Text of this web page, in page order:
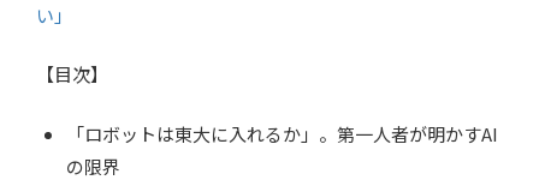
い」
【目次】
「ロボットは東大に入れるか」。第一人者が明かすAI
の限界